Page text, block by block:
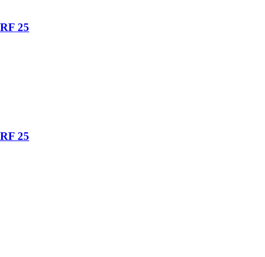
25
25